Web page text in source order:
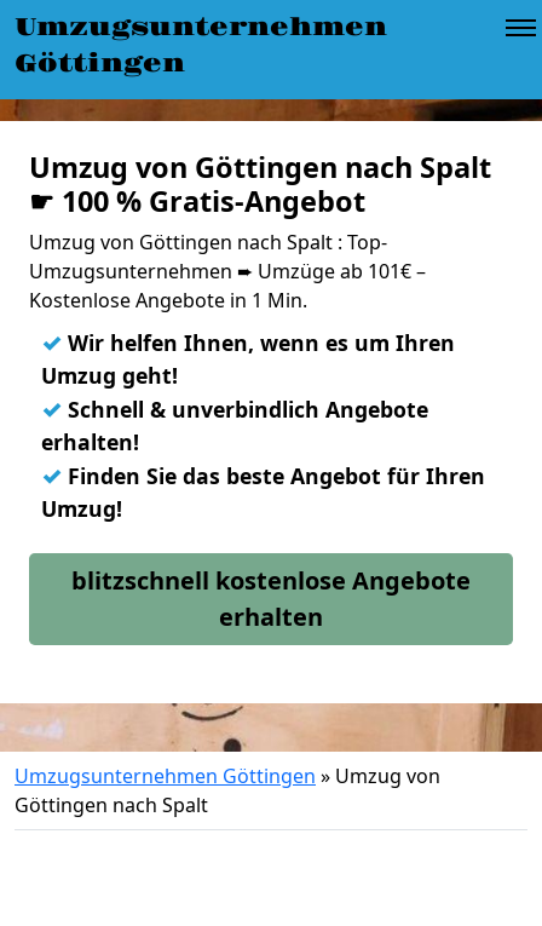
Umzugsunternehmen
Göttingen
Umzug von Göttingen nach Spalt
☛ 100 % Gratis-Angebot
Umzug von Göttingen nach Spalt : Top-
Umzugsunternehmen ➨ Umzüge ab 101€ –
Kostenlose Angebote in 1 Min.
✓ Wir helfen Ihnen, wenn es um Ihren
Umzug geht!
✓ Schnell & unverbindlich Angebote
erhalten!
✓ Finden Sie das beste Angebot für Ihren
Umzug!
blitzschnell kostenlose Angebote
erhalten
Umzugsunternehmen Göttingen » Umzug von
Göttingen nach Spalt